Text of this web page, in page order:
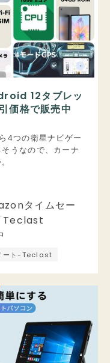
12タブレッ
価格で販売中
ート-Teclast
4つの衛星ナビゲー
うなので、カーナ